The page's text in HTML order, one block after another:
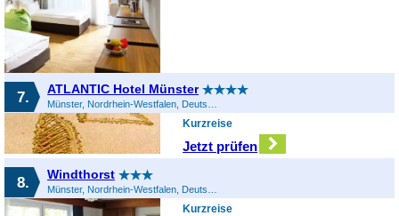
7. ATLANTIC Hotel Münster
Kurzreise
Jetzt prüfen
8. Windthorst
Kurzreise